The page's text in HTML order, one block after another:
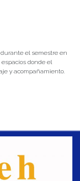
el semestre en
donde el
y acompañamiento.